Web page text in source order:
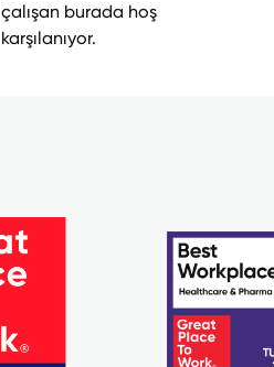
çalışan burada hoş
karşılanıyor.